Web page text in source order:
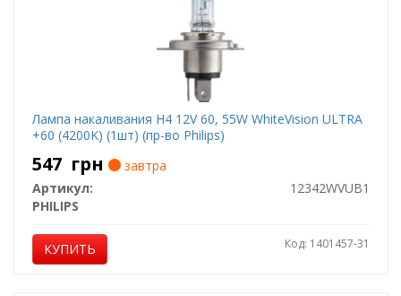
Лампа накаливания H4 12V 60, 55W WhiteVision ULTRA
+60 (4200K) (1шт) (пр-во Philips)
547 грн
завтра
Артикул:
12342WVUB1
PHILIPS
КУПИТЬ Код: 1401457-31